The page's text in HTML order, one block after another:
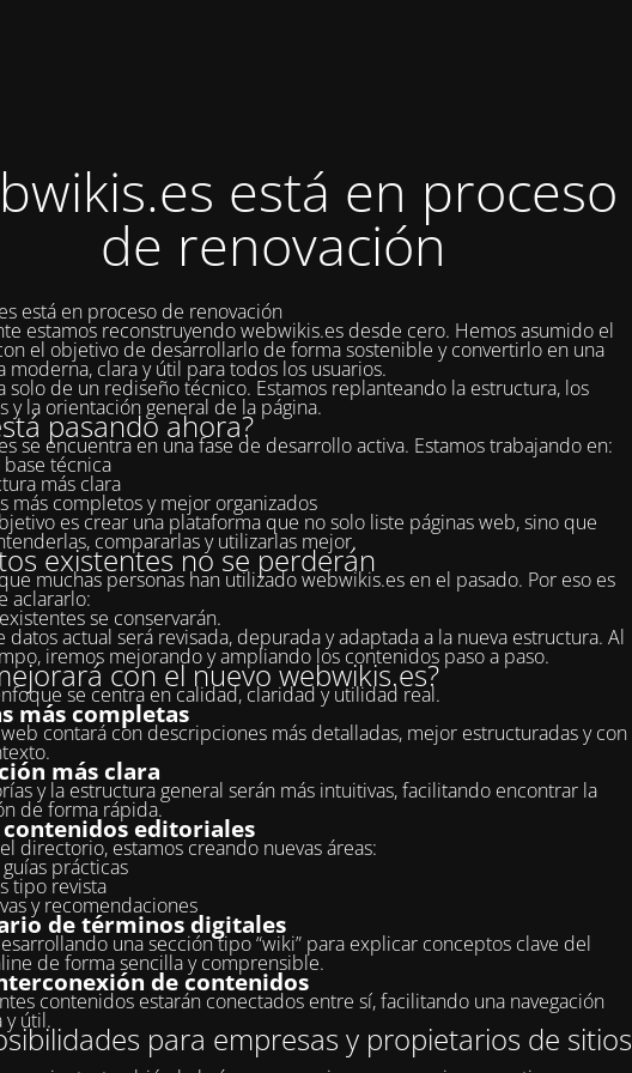
está en proceso
de renovación
está en proceso de renovación
estamos reconstruyendo webwikis.es desde cero. Hemos asumido el
el objetivo de desarrollarlo de forma sostenible y convertirlo en una
moderna, clara y útil para todos los usuarios.
solo de un rediseño técnico. Estamos replanteando la estructura, los
y la orientación general de la página.
pasando ahora?
se encuentra en una fase de desarrollo activa. Estamos trabajando en:
base técnica
más clara
más completos y mejor organizados
es crear una plataforma que no solo liste páginas web, sino que
compararlas y utilizarlas mejor.
existentes no se perderán
muchas personas han utilizado webwikis.es en el pasado. Por eso es
aclararlo:
se conservarán.
datos actual será revisada, depurada y adaptada a la nueva estructura. Al
iremos mejorando y ampliando los contenidos paso a paso.
con el nuevo webwikis.es?
se centra en calidad, claridad y utilidad real.
más completas
contará con descripciones más detalladas, mejor estructuradas y con
más clara
y la estructura general serán más intuitivas, facilitando encontrar la
de forma rápida.
contenidos editoriales
directorio, estamos creando nuevas áreas:
prácticas
tipo revista
y recomendaciones
de términos digitales
una sección tipo “wiki” para explicar conceptos clave del
de forma sencilla y comprensible.
de contenidos
contenidos estarán conectados entre sí, facilitando una navegación
y útil. para empresas y propietarios de sitios